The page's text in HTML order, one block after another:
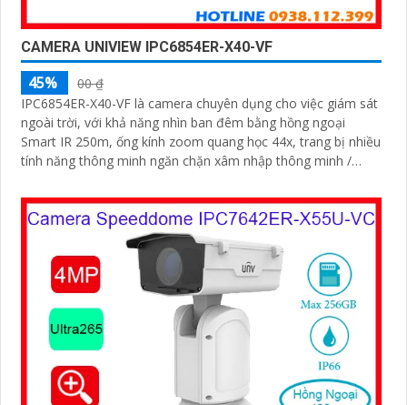
CAMERA UNIVIEW IPC6854ER-X40-VF
45%
00 ₫
IPC6854ER-X40-VF là camera chuyên dụng cho việc giám sát
ngoài trời, với khả năng nhìn ban đêm bằng hồng ngoại
Smart IR 250m, ống kính zoom quang học 44x, trang bị nhiều
tính năng thông minh ngăn chặn xâm nhập thông minh /